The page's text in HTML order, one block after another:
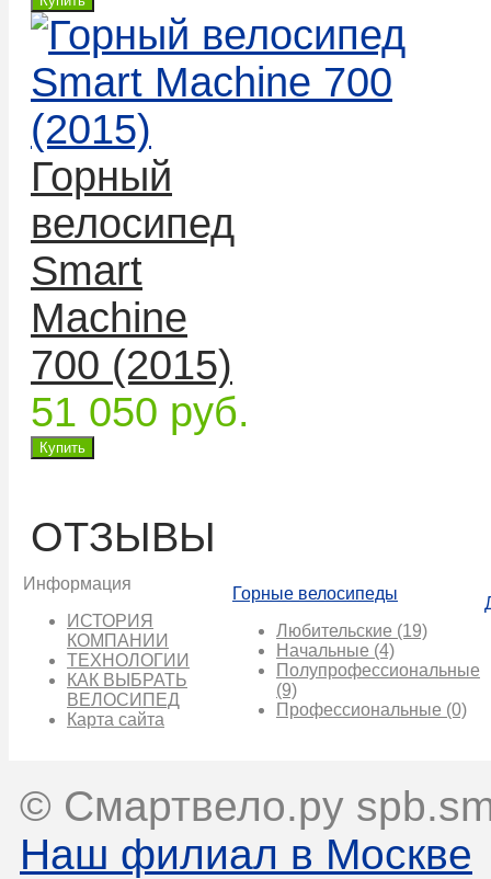
Горный
велосипед
Smart
Machine
700 (2015)
51 050 руб.
ОТЗЫВЫ
Информация
ИСТОРИЯ
КОМПАНИИ
ТЕХНОЛОГИИ
КАК ВЫБРАТЬ
ВЕЛОСИПЕД
Карта сайта
Горные велосипеды
Любительские (19)
Начальные (4)
Полупрофессиональные
(9)
Профессиональные (0)
© Смартвело.ру
Наш филиал в Москве